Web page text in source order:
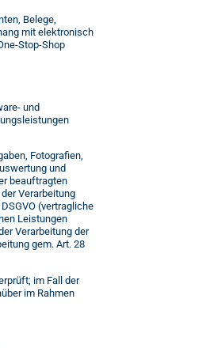
Belege,
mit elektronisch
Stop-Shop
und
Fotografien,
und
beauftragten
Verarbeitung
(vertragliche
Leistungen
Verarbeitung der
gem. Art. 28
im Fall der
im Rahmen